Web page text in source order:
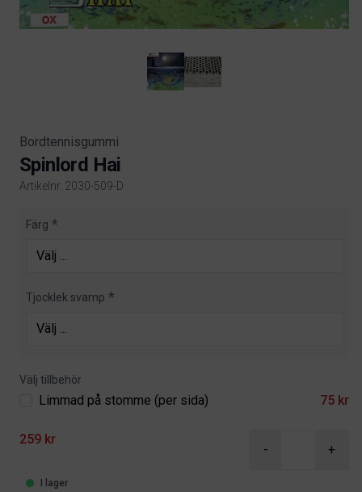
Bordtennisgummi
Spinlord Hai
Artikelnr. 2030-509-D
Färg
Tjocklek svamp
Välj tillbehör
Limmad på stomme (per sida) 75 kr
259 kr
- +
I lager